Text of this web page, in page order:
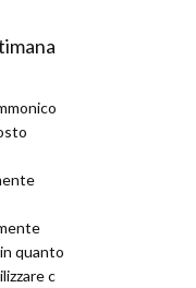
quanto
c